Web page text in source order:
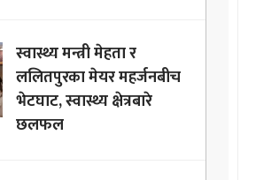
स्वास्थ्य मन्त्री मेहता र
ललितपुरका मेयर महर्जनबीच
भेटघाट, स्वास्थ्य क्षेत्रबारे
छलफल